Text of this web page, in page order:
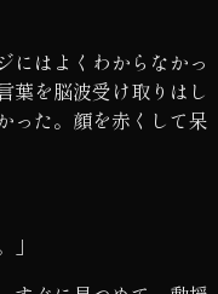
にはよくわからなかっ
葉を脳波受け取りはし
った。顔を赤くして呆